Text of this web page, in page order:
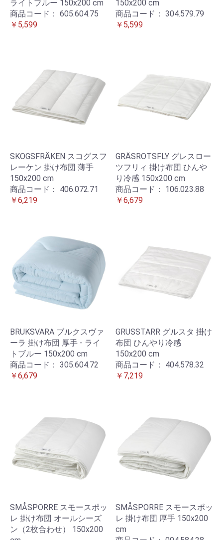
ライトブルー 150x200 cm
商品コード： 605.604.75
￥5,599
150x200 cm
商品コード： 304.579.79
￥5,599
SKOGSFRÄKEN スコグスフ
レーケン 掛け布団 薄手
150x200 cm
商品コード： 406.072.71
￥6,219
GRÄSROTSFLY グレスロー
ツフリィ 掛け布団 ひんや
り冷感 150x200 cm
商品コード： 106.023.88
￥6,679
BRUKSVARA ブルクスヴァ
ーラ 掛け布団 厚手 - ライ
トブルー 150x200 cm
商品コード： 305.604.72
￥6,679
GRUSSTARR グルスタ 掛け
布団 ひんやり冷感
150x200 cm
商品コード： 404.578.32
￥7,219
SMÅSPORRE スモースポッ
レ 掛け布団 オールシーズ
ン（2枚合わせ） 150x200
SMÅSPORRE スモースポッ
レ 掛け布団 厚手 150x200
cm